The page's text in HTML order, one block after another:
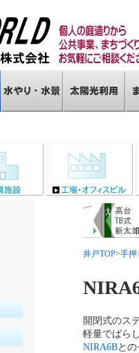
井戸TOP>手押
開閉式のス
軽量でばら
NIRA6Bと